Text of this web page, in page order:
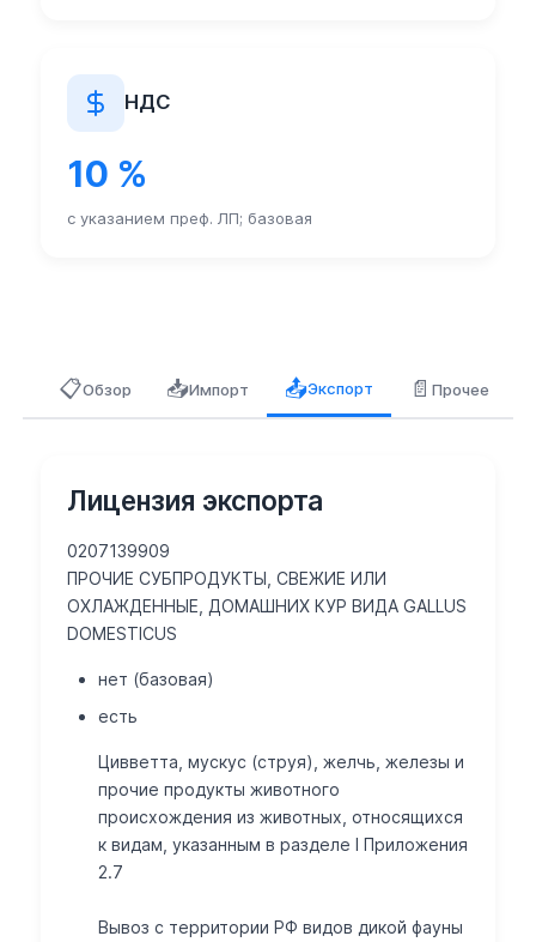
НДС
10 %
с указанием преф. ЛП; базовая
📋Обзор 📥Импорт 📤Экспорт 📄Прочее
Лицензия экспорта
0207139909
ПРОЧИЕ СУБПРОДУКТЫ, СВЕЖИЕ ИЛИ
ОХЛАЖДЕННЫЕ, ДОМАШНИХ КУР ВИДА GALLUS
DOMESTICUS
нет (базовая)
есть
Цивветта, мускус (струя), желчь, железы и
прочие продукты животного
происхождения из животных, относящихся
к видам, указанным в разделе I Приложения
2.7
Вывоз с территории РФ видов дикой фауны